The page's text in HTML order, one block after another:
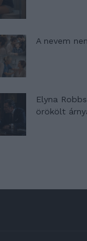
A nevem
Elyna
örökölt